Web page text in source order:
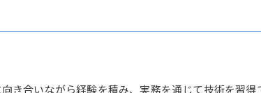
き合いながら経験を積み、実務を通じて技術を習